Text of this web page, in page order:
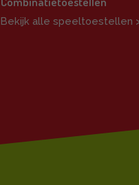
Bekijk alle speeltoestellen